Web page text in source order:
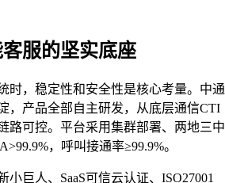
服的坚实底座
时，稳定性和安全性是核心考量。中通
，产品全部自主研发，从底层通信CTI
路可控。平台采用集群部署、两地三中
，呼叫接通率≥99.9%。
小巨人、SaaS可信云认证、ISO27001